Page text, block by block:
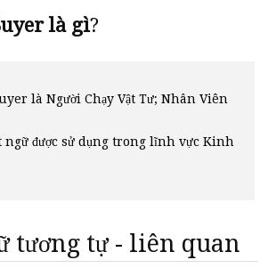
là gì?
là Người Chạy Vật Tư; Nhân Viên
được sử dụng trong lĩnh vực Kinh
tương tự - liên quan